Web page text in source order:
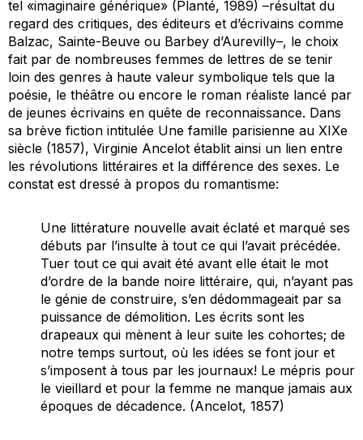
tel «imaginaire générique» (Planté, 1989) –résultat du
regard des critiques, des éditeurs et d’écrivains comme
Balzac, Sainte-Beuve ou Barbey d’Aurevilly–, le choix
fait par de nombreuses femmes de lettres de se tenir
loin des genres à haute valeur symbolique tels que la
poésie, le théâtre ou encore le roman réaliste lancé par
de jeunes écrivains en quête de reconnaissance. Dans
sa brève fiction intitulée Une famille parisienne au XIXe
siècle (1857), Virginie Ancelot établit ainsi un lien entre
les révolutions littéraires et la différence des sexes. Le
constat est dressé à propos du romantisme:
Une littérature nouvelle avait éclaté et marqué ses
débuts par l’insulte à tout ce qui l’avait précédée.
Tuer tout ce qui avait été avant elle était le mot
d’ordre de la bande noire littéraire, qui, n’ayant pas
le génie de construire, s’en dédommageait par sa
puissance de démolition. Les écrits sont les
drapeaux qui mènent à leur suite les cohortes; de
notre temps surtout, où les idées se font jour et
s’imposent à tous par les journaux! Le mépris pour
le vieillard et pour la femme ne manque jamais aux
époques de décadence. (Ancelot, 1857)